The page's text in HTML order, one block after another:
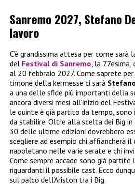
Sanremo 2027, Stefano
lavoro
C’è grandissima attesa per come sarà
del Festival di Sanremo , la
al 20 febbraio 2027. Come saprete
timone della kermesse ci sarà
a una delle sfide più importanti della
ancora diversi mesi all’inizio del
le quinte è già partito da tempo,
da stabilire. Oltre alla scelta dei Big in
30 delle ultime edizioni dovrebbero
scegliere ad esempio chi affiancherà
napoletano nelle varie serate e chi
Come sempre accade sono già partite
riguardanti il possibile cast. Ecco
sul palco dell’Ariston tra i Big.